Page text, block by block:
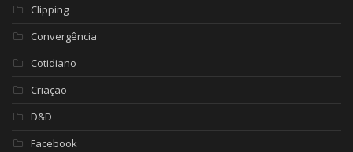
Clipping
Convergência
Cotidiano
Criação
D&D
Facebook